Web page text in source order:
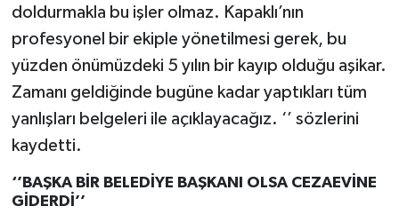
doldurmakla bu işler olmaz. Kapaklı’nın
profesyonel bir ekiple yönetilmesi gerek, bu
yüzden önümüzdeki 5 yılın bir kayıp olduğu aşikar.
Zamanı geldiğinde bugüne kadar yaptıkları tüm
yanlışları belgeleri ile açıklayacağız. ‘’ sözlerini
kaydetti.
‘’BAŞKA BİR BELEDİYE BAŞKANI OLSA CEZAEVİNE
GİDERDİ’’